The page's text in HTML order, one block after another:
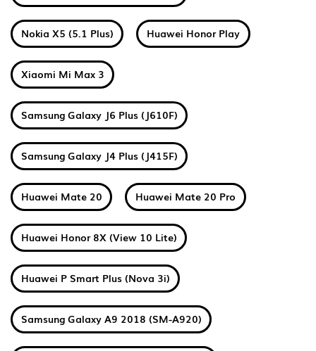
Nokia X5 (5.1 Plus) Huawei Honor Play
Xiaomi Mi Max 3
Samsung Galaxy J6 Plus (J610F)
Samsung Galaxy J4 Plus (J415F)
Huawei Mate 20 Huawei Mate 20 Pro
Huawei Honor 8X (View 10 Lite)
Huawei P Smart Plus (Nova 3i)
Samsung Galaxy A9 2018 (SM-A920)